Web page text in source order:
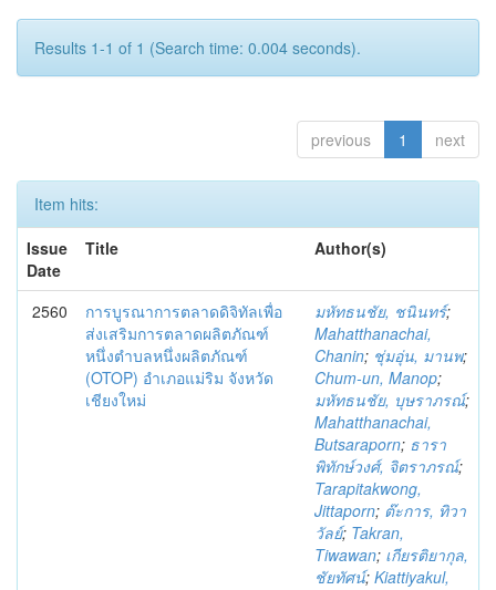
Results 1-1 of 1 (Search time: 0.004 seconds).
previous 1 next
Item hits:
Issue
Date
Title Author(s)
2560
การบูรณาการตลาดดิจิทัลเพื่อ
ส่งเสริมการตลาดผลิตภัณฑ์
หนึ่งตำบลหนึ่งผลิตภัณฑ์
(OTOP) อำเภอแม่ริม จังหวัด
เชียงใหม่
มหัทธนชัย, ชนินทร์;
Mahatthanachai,
Chanin; ชุ่มอุ่น, มานพ;
Chum-un, Manop;
มหัทธนชัย, บุษราภรณ์;
Mahatthanachai,
Butsaraporn; ธารา
พิทักษ์วงศ์, จิตราภรณ์;
Tarapitakwong,
Jittaporn; ต๊ะการ, ทิวา
วัลย์; Takran,
Tiwawan; เกียรติยากุล,
ชัยทัศน์; Kiattiyakul,